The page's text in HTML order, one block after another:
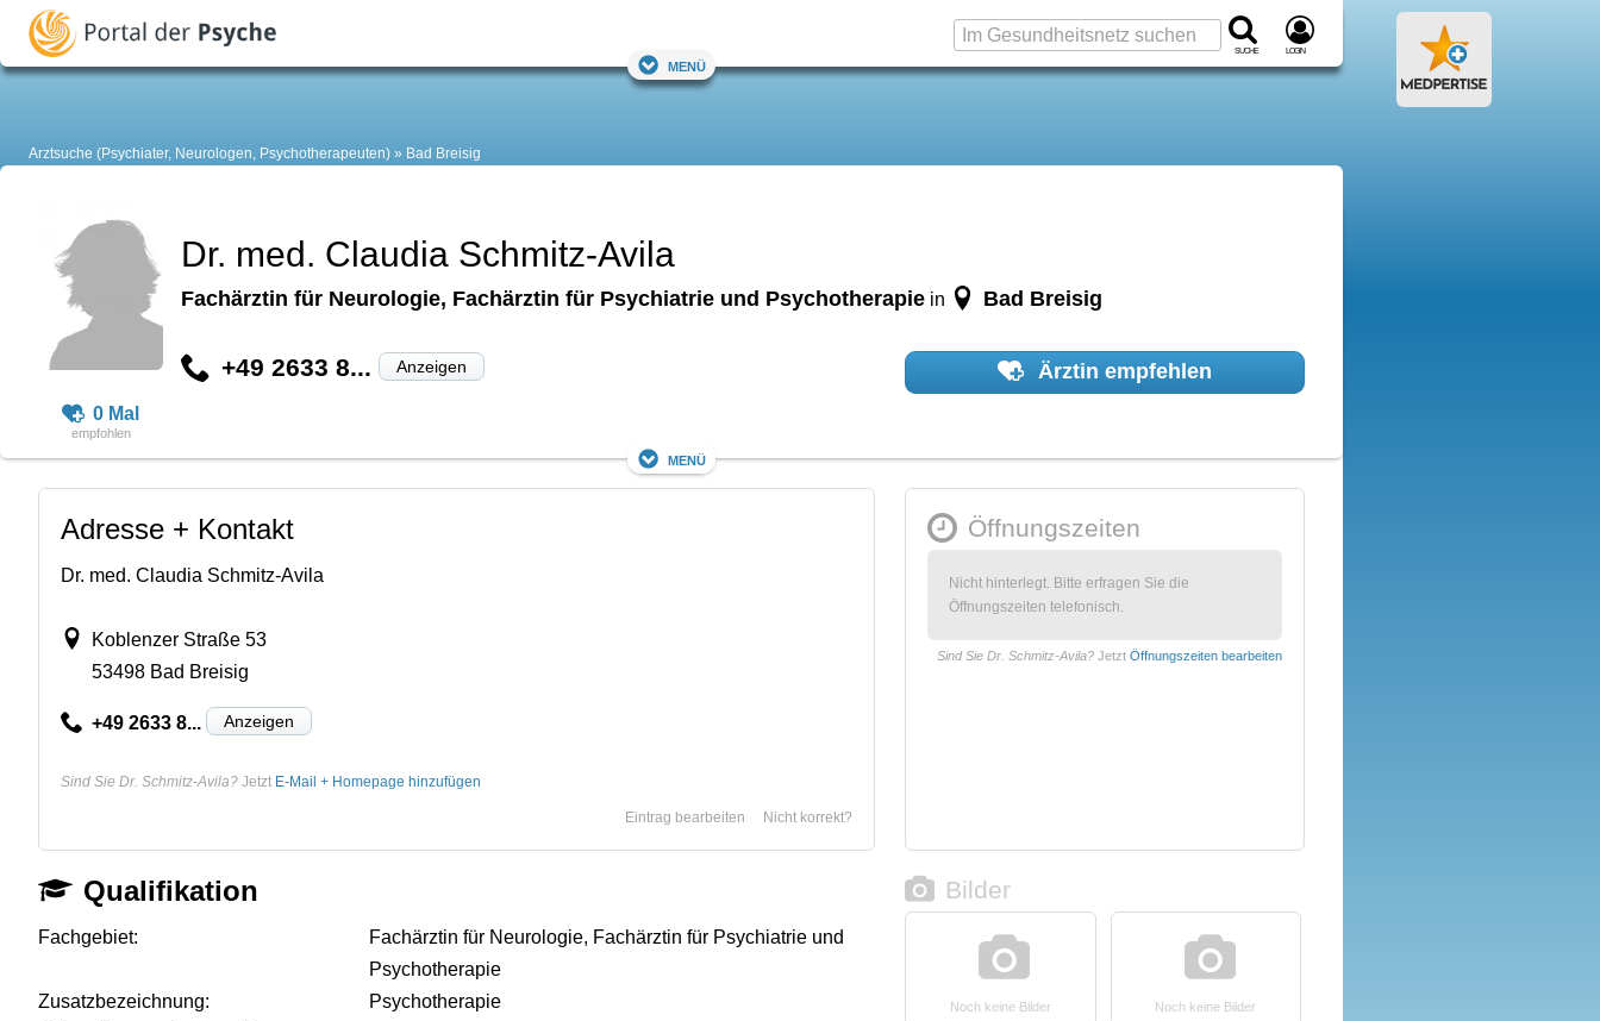
Suche Login
Menü
Arztsuche (Psychiater, Neurologen, Psychotherapeuten) Bad Breisig
0 Mal
Dr. med. Claudia Schmitz-Avila
Fachärztin für Neurologie, Fachärztin für Psychiatrie und Psychotherapie in Bad Breisig
+49 2633 8... Anzeigen Ärztin empfehlen
Menü
Adresse + Kontakt
Dr. med. Claudia Schmitz-Avila
Koblenzer Straße 53
53498 Bad Breisig
+49 2633 8... Anzeigen
Sind Sie Dr. Schmitz-Avila? Jetzt E-Mail + Homepage hinzufügen
Nicht korrekt?
Eintrag bearbeiten
Öffnungszeiten
Nicht hinterlegt. Bitte erfragen Sie die
Öffnungszeiten telefonisch.
Sind Sie Dr. Schmitz-Avila? Jetzt Öffnungszeiten bearbeiten
Qualifikation
Fachgebiet:
Fachärztin für Neurologie, Fachärztin für Psychiatrie und
Psychotherapie
Zusatzbezeichnung:
Psychotherapie
Bilder
Noch keine Bilder Noch keine Bilder